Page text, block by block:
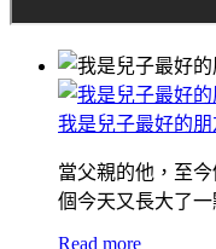
我是兒子最好的朋
當父親的他，至
個今天又長大了一
Read more